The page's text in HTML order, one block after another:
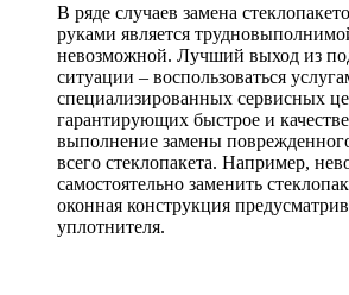
В ряде случаев замена
руками является
невозможной. Лучший выход из
ситуации – воспользоваться
специализированных сервисных
гарантирующих быстрое и
выполнение замены
всего стеклопакета. Например,
самостоятельно заменить
оконная конструкция
уплотнителя.